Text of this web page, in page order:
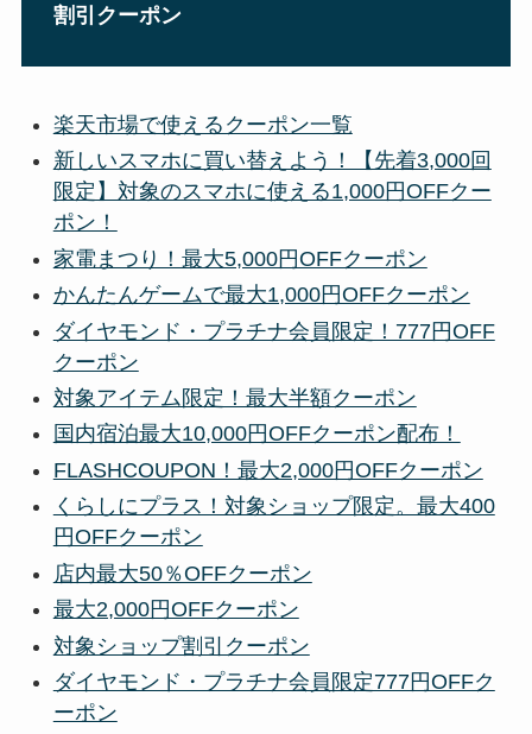
割引クーポン
楽天市場で使えるクーポン一覧
新しいスマホに買い替えよう！【先着3,000回
限定】対象のスマホに使える1,000円OFFクー
ポン！
家電まつり！最大5,000円OFFクーポン
かんたんゲームで最大1,000円OFFクーポン
ダイヤモンド・プラチナ会員限定！777円OFF
クーポン
対象アイテム限定！最大半額クーポン
国内宿泊最大10,000円OFFクーポン配布！
FLASHCOUPON！最大2,000円OFFクーポン
くらしにプラス！対象ショップ限定。最大400
円OFFクーポン
店内最大50％OFFクーポン
最大2,000円OFFクーポン
対象ショップ割引クーポン
ダイヤモンド・プラチナ会員限定777円OFFク
ーポン